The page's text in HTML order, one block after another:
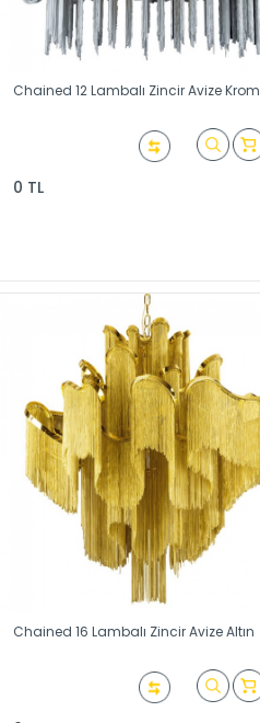
Chained 12 Lambalı Zincir Avize Krom
0 TL
Chained 16 Lambalı Zincir Avize Altın